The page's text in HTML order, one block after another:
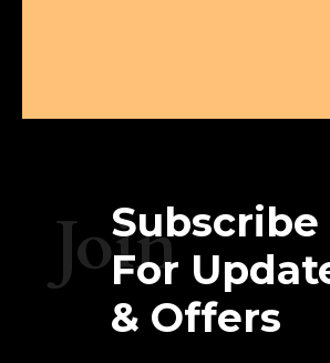
Join
Subscribe
For
& Offers